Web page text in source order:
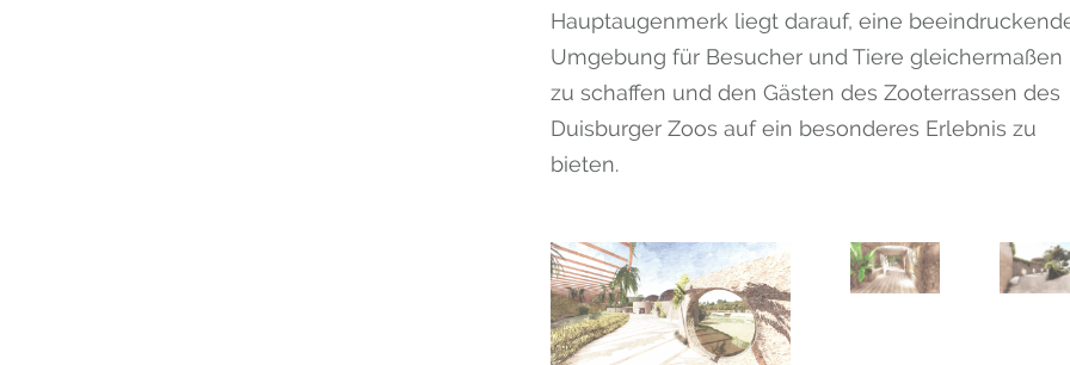
Hauptaugenmerk liegt darauf, eine
Umgebung für Besucher und Tiere gleichermaßen
zu schaffen und den Gästen des Zooterrassen des
Duisburger Zoos auf ein besonderes Erlebnis zu
bieten.